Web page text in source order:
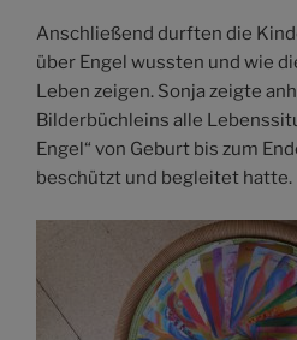
Anschließend durften die
über Engel wussten und wie
Leben zeigen. Sonja zeigte
Bilderbüchleins alle
Engel“ von Geburt bis zum
beschützt und begleitet hatte.